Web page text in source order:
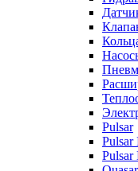
Pulsar
Pulsar
Pulsar